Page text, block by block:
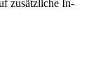
zusätzliche In-